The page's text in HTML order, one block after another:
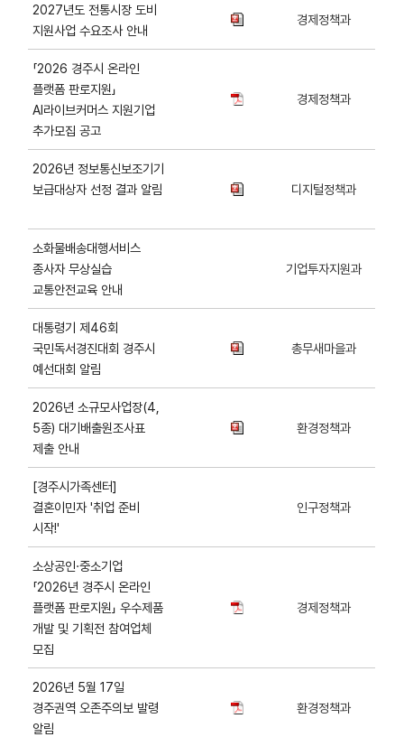
2027년도 전통시장 도비
지원사업 수요조사 안내
경제정책과
「2026 경주시 온라인
플랫폼 판로지원」
AI라이브커머스 지원기업
추가모집 공고
경제정책과
2026년 정보통신보조기기
보급대상자 선정 결과 알림
디지털정책과
소화물배송대행서비스
종사자 무상실습
교통안전교육 안내
기업투자지원과
대통령기 제46회
국민독서경진대회 경주시
예선대회 알림
총무새마을과
2026년 소규모사업장(4,
5종) 대기배출원조사표
제출 안내
환경정책과
[경주시가족센터]
결혼이민자 '취업 준비
시작!'
인구정책과
소상공인·중소기업
「2026년 경주시 온라인
플랫폼 판로지원」 우수제품
개발 및 기획전 참여업체
모집
경제정책과
2026년 5월 17일
경주권역 오존주의보 발령
알림
환경정책과